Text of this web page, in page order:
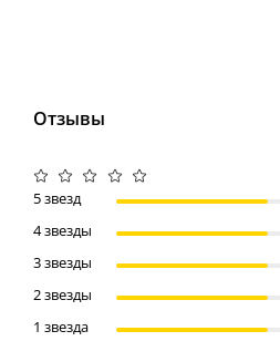
Отзывы
5 звезд
4 звезды
3 звезды
2 звезды
1 звезда